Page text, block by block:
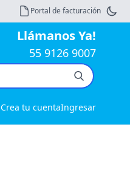
Portal de facturación
Llámanos Ya!
55 9126 9007
Crea tu cuentaIngresar